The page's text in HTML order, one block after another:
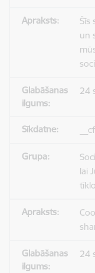
Šīs
un
24
lai
24